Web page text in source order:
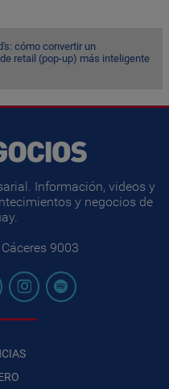
cómo convertir un
retail (pop-up) más inteligente
Información, videos y
y negocios de
9003